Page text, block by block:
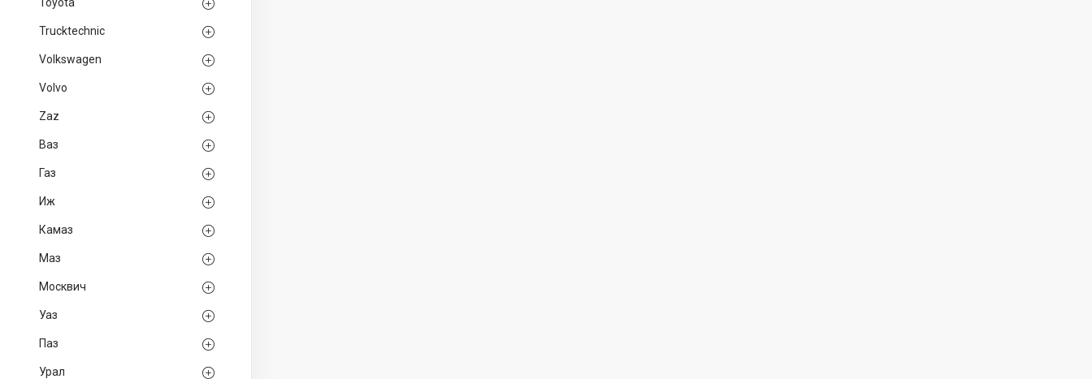
Trucktechnic
Volkswagen
Volvo
Zaz
Ваз
Газ
Иж
Камаз
Маз
Москвич
Уаз
Паз
Урал